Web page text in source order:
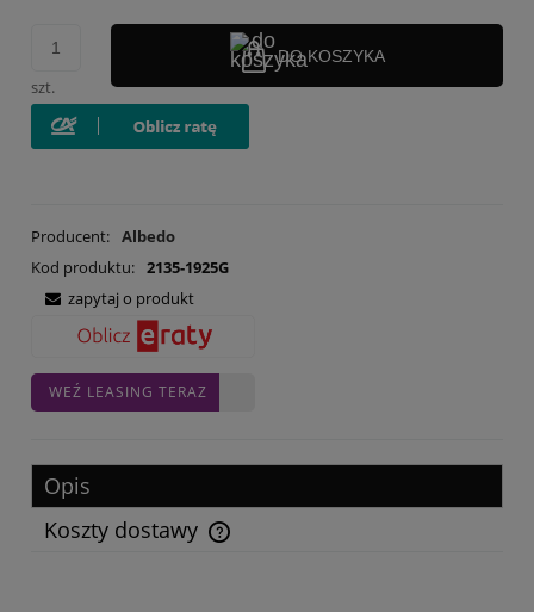
szt.
DO KOSZYKA
Producent: Albedo
Kod produktu: 2135-1925G
zapytaj o produkt
WEŹ LEASING TERAZ
Opis
Koszty dostawy
Cena nie zawiera ewentualnych kosztów płatności